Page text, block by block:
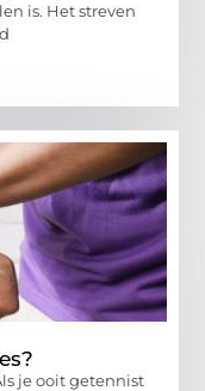
is. Het streven
je ooit getennist